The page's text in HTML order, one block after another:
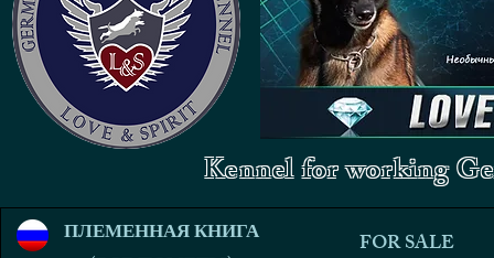
Kennel for working
ПЛЕМЕННАЯ КНИГА
FOR SALE